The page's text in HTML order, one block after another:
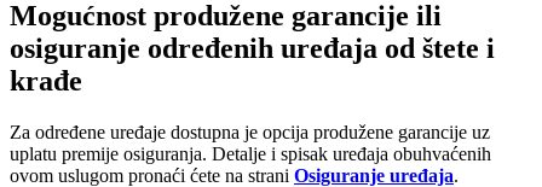
Mogućnost produžene garancije ili
osiguranje određenih uređaja od štete i
krađe
Za određene uređaje dostupna je opcija produžene garancije uz
uplatu premije osiguranja. Detalje i spisak uređaja obuhvaćenih
ovom uslugom pronaći ćete na strani Osiguranje uređaja.